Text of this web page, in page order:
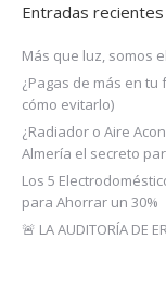
Entradas recientes
Más que luz, somos
¿Pagas de más en tu
cómo evitarlo)
¿Radiador o Aire
Almería el secreto
Los 5
para Ahorrar un 30%
🚨 LA AUDITORÍA DE